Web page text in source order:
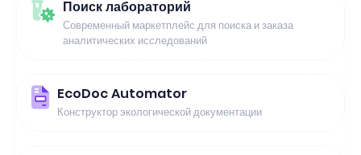
Поиск лабораторий
Современный маркетплейс для поиска и заказа
аналитических исследований
EcoDoc Automator
Конструктор экологической документации